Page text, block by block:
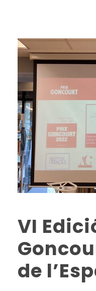
VI
de